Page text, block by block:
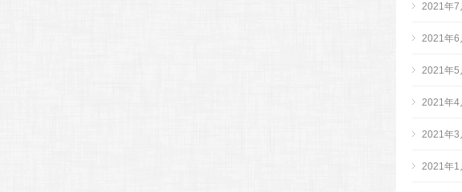
2021年7
2021年6
2021年5
2021年4
2021年3
2021年1